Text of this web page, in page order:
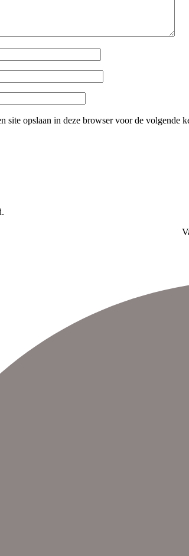
site opslaan in deze browser voor de volgende